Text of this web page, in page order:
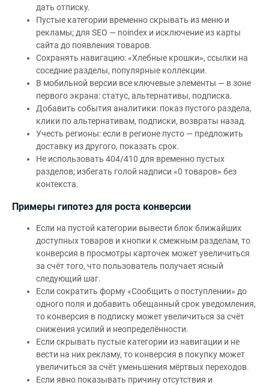
дать отписку.
Пустые категории временно скрывать из меню и
рекламы; для SEO — noindex и исключение из карты
сайта до появления товаров.
Сохранять навигацию: «Хлебные крошки», ссылки на
соседние разделы, популярные коллекции.
В мобильной версии все ключевые элементы — в зоне
первого экрана: статус, альтернативы, подписка.
Добавить события аналитики: показ пустого раздела,
клики по альтернативам, подписки, возвраты назад.
Учесть регионы: если в регионе пусто — предложить
доставку из другого, показать срок.
Не использовать 404/410 для временно пустых
разделов; избегать голой надписи «0 товаров» без
контекста.
Примеры гипотез для роста конверсии
Если на пустой категории вывести блок ближайших
доступных товаров и кнопки к смежным разделам, то
конверсия в просмотры карточек может увеличиться
за счёт того, что пользователь получает ясный
следующий шаг.
Если сократить форму «Сообщить о поступлении» до
одного поля и добавить обещанный срок уведомления,
то конверсия в подписку может увеличиться за счёт
снижения усилий и неопределённости.
Если скрывать пустые категории из навигации и не
вести на них рекламу, то конверсия в покупку может
увеличиться за счёт уменьшения мёртвых переходов.
Если явно показывать причину отсутствия и